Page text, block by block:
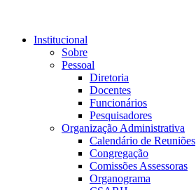
Institucional
Sobre
Pessoal
Diretoria
Docentes
Funcionários
Pesquisadores
Organização Administrativa
Calendário de Reuniões
Congregação
Comissões Assessoras
Organograma